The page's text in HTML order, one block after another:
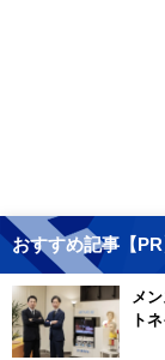
おすすめ記事【PR
メ
ト